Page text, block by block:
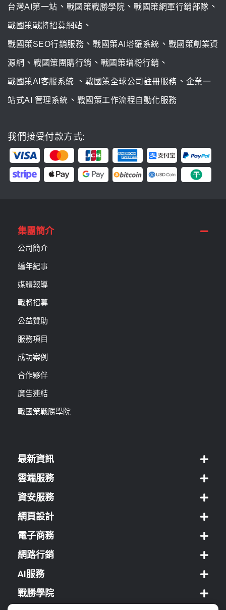
台灣AI第一站 、 戰國策戰勝學院 、 戰國策網軍行銷部隊 、
戰國策戰將招募網站 、
戰國策SEO行銷服務 、 戰國策AI塔羅系統 、 戰國策創業資
源網 、 戰國策團購行銷 、 戰國策增粉行銷 、
戰國策AI客服系統 、 戰國策全球公司註冊服務 、 企業一
站式AI 管理系統 、 戰國策工作流程自動化服務
我們接受付款方式:
集團簡介
公司簡介
編年紀事
媒體報導
戰將招募
公益贊助
服務項目
成功案例
合作夥伴
廣告連結
戰國策戰勝學院
最新資訊
雲端服務
資安服務
網頁設計
電子商務
網路行銷
AI服務
戰勝學院